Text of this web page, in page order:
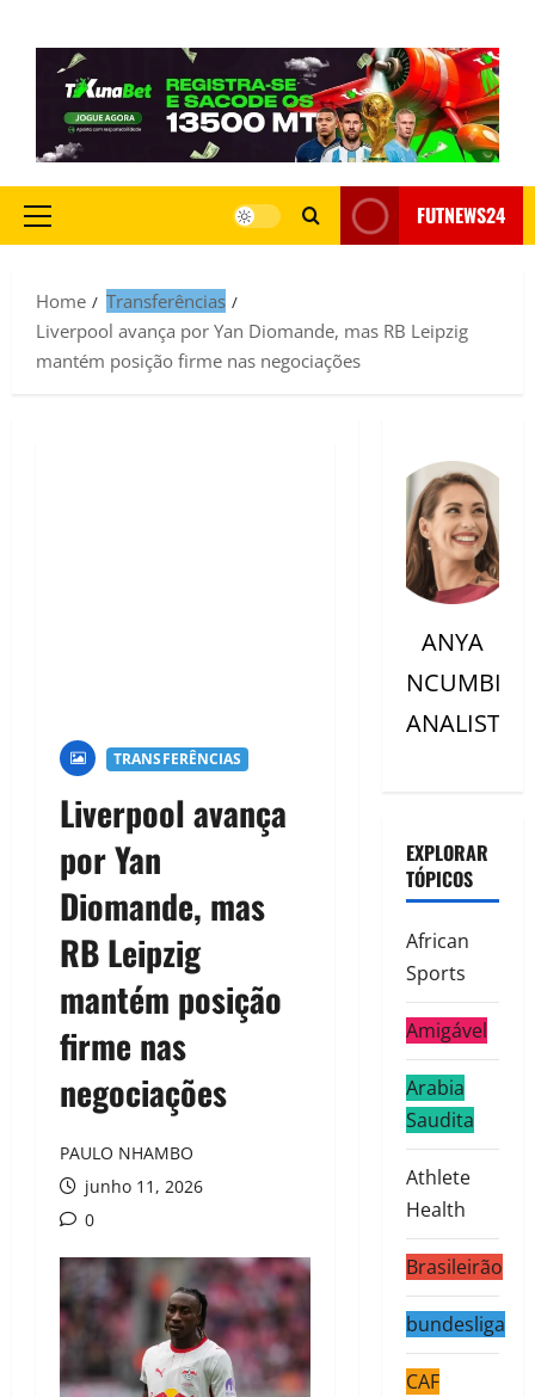
FUTNEWS24
Home
Transferências
Liverpool avança por Yan Diomande, mas RB Leipzig
mantém posição firme nas negociações
TRANSFERÊNCIAS
Liverpool avança
por Yan
Diomande, mas
RB Leipzig
mantém posição
firme nas
negociações
PAULO NHAMBO
junho 11, 2026
0
ANYA
NCUMBI
ANALISTC
EXPLORAR
TÓPICOS
African
Sports
Amigável
Arabia
Saudita
Athlete
Health
Brasileirão
bundesliga
CAF